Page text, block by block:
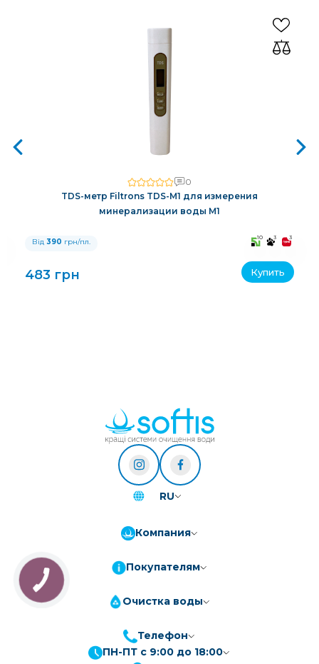
ПриватБанк
0
TDS-метр Filtrons TDS-M1 для измерения
минерализации воды M1
Від 390 грн/пл. 10 3 3
483 грн Купить
RU
Компания
Покупателям
Очистка воды
Телефон
ПН-ПТ с 9:00 до 18:00